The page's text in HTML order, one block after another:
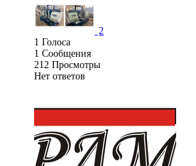
2
1 Голоса
1 Сообщения
212 Просмотры
Нет ответов